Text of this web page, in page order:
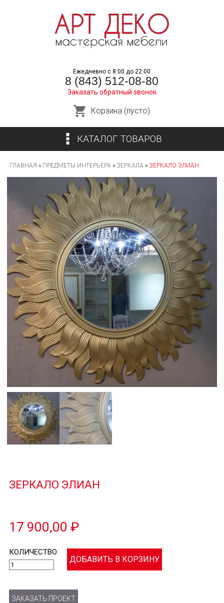
к
основному
Ежедневно с 8:00 до 22:00
8 (843) 512-08-80
Заказать обратный звонок
Корзина (пусто)
КАТАЛОГ ТОВАРОВ
ГЛАВНАЯ » ПРЕДМЕТЫ ИНТЕРЬЕРА » ЗЕРКАЛА » ЗЕРКАЛО ЭЛИАН
ЗЕРКАЛО ЭЛИАН
17 900,00 ₽
КОЛИЧЕСТВО
ЗАКАЗАТЬ ПРОЕКТ